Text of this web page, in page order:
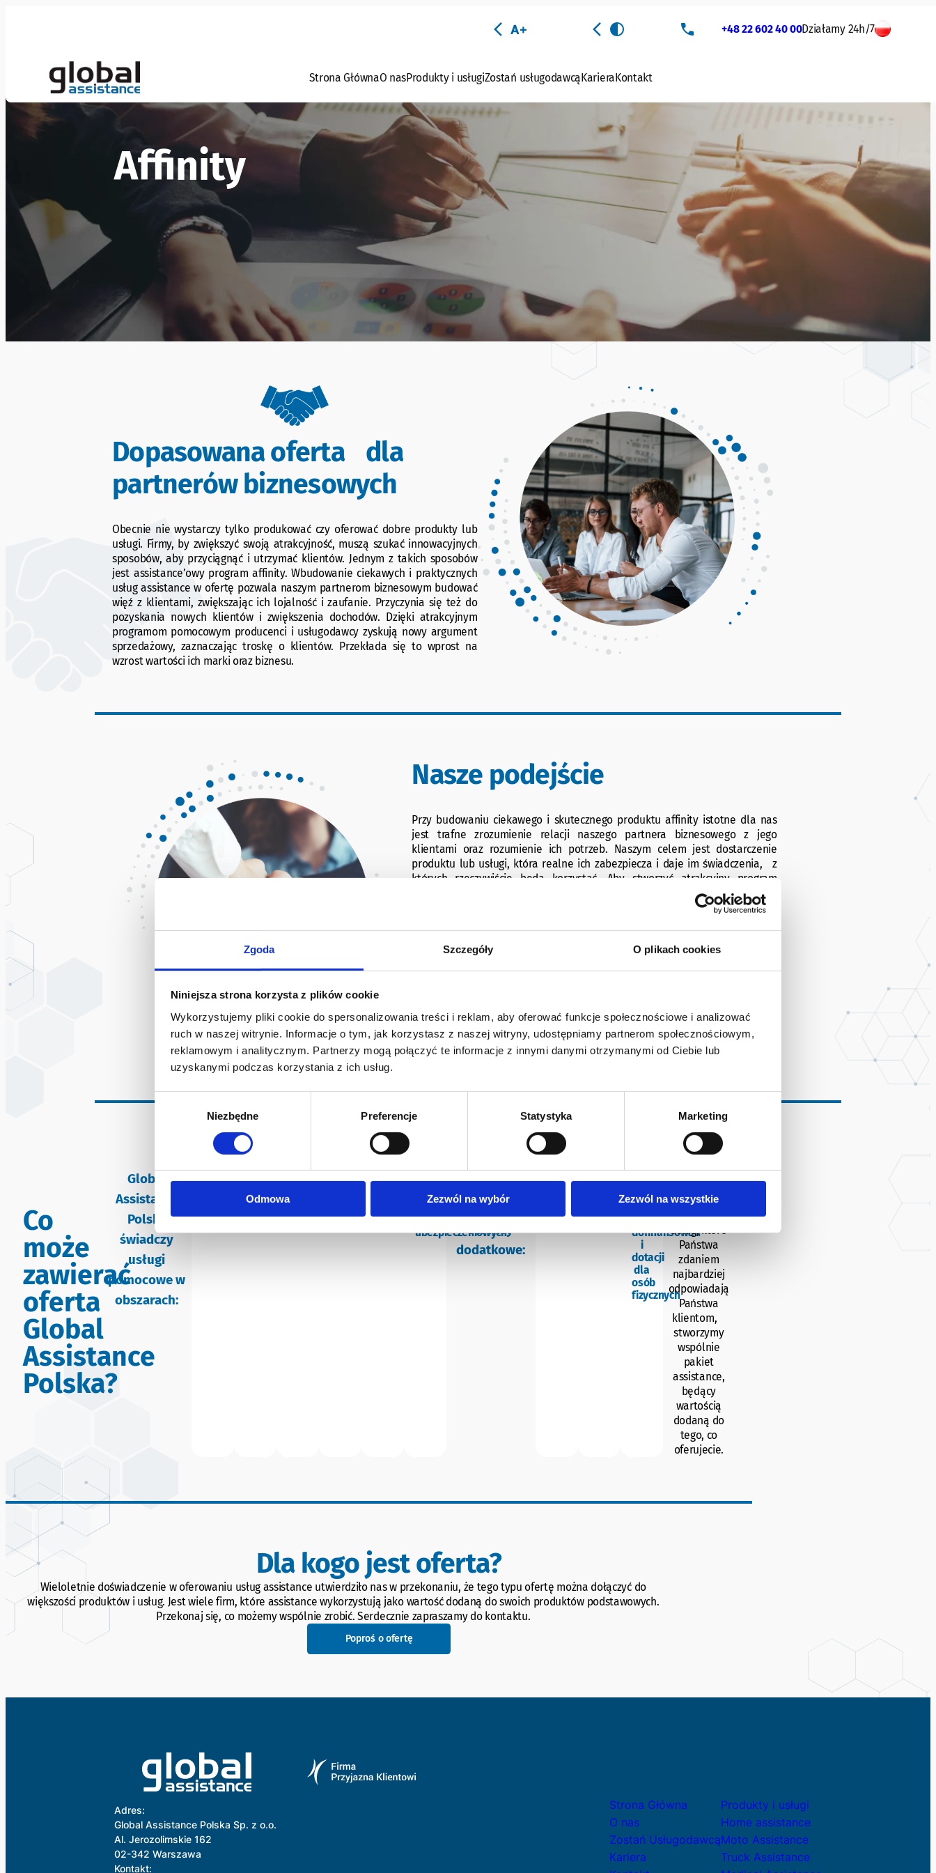
Zgoda Szczegóły O plikach cookies
Niniejsza strona korzysta z plików cookie
Wykorzystujemy pliki cookie do spersonalizowania treści i reklam, aby oferować funkcje społecznościowe i analizować
ruch w naszej witrynie. Informacje o tym, jak korzystasz z naszej witryny, udostępniamy partnerom społecznościowym,
reklamowym i analitycznym. Partnerzy mogą połączyć te informacje z innymi danymi otrzymanymi od Ciebie lub
uzyskanymi podczas korzystania z ich usług.
Wybór
Niezbędne Preferencje Statystyka Marketing
Odmowa Zezwól na wybór Zezwól na wszystkie
A+ +48 22 602 40 00Działamy 24h/7
Strona GłównaO nasProdukty i usługiZostań usługodawcąKarieraKontakt
Affinity
Dopasowana oferta dla
partnerów biznesowych
Obecnie nie wystarczy tylko produkować czy oferować dobre produkty lub
usługi. Firmy, by zwiększyć swoją atrakcyjność, muszą szukać innowacyjnych
sposobów, aby przyciągnąć i utrzymać klientów. Jednym z takich sposobów
jest assistance’owy program affinity. Wbudowanie ciekawych i praktycznych
usług assistance w ofertę pozwala naszym partnerom biznesowym budować
więź z klientami, zwiększając ich lojalność i zaufanie. Przyczynia się też do
pozyskania nowych klientów i zwiększenia dochodów. Dzięki atrakcyjnym
programom pomocowym producenci i usługodawcy zyskują nowy argument
sprzedażowy, zaznaczając troskę o klientów. Przekłada się to wprost na
wzrost wartości ich marki oraz biznesu.
Nasze podejście
Przy budowaniu ciekawego i skutecznego produktu affinity istotne dla nas
jest trafne zrozumienie relacji naszego partnera biznesowego z jego
klientami oraz rozumienie ich potrzeb. Naszym celem jest dostarczenie
produktu lub usługi, która realne ich zabezpiecza i daje im świadczenia, z
których rzeczywiście będą korzystać. Aby stworzyć atrakcyjny program
affinity, niezbędna jest również innowacyjna koncepcja. Tylko nowatorskie
podejście pozwoli efektywnie wykorzystać bazę partnera i dostarczyć
Co
może
zawierać
oferta
Global
Assistance
Polska?
Global
Assistance
Polska
świadczy
usługi
pomocowe w
obszarach:
assistance
Truck
Home
Co-
produktów
ubezpieczeniowych
rozwijamy
serwisy
dodatkowe:
psychologicznego
Programy Konsultacje
sprawie
dofinansowań
i
dotacji
dla
osób
fizycznych
szerokiej gamy
produktów i
usług, które
Państwa
zdaniem
najbardziej
odpowiadają
Państwa
klientom,
stworzymy
wspólnie
pakiet
assistance,
będący
wartością
dodaną do
tego, co
oferujecie.
Dla kogo jest oferta?
Wieloletnie doświadczenie w oferowaniu usług assistance utwierdziło nas w przekonaniu, że tego typu ofertę można dołączyć do
większości produktów i usług. Jest wiele firm, które assistance wykorzystują jako wartość dodaną do swoich produktów podstawowych.
Przekonaj się, co możemy wspólnie zrobić. Serdecznie zapraszamy do kontaktu.
Poproś o ofertę
Adres:
Global Assistance Polska Sp. z o.o.
Al. Jerozolimskie 162
02-342 Warszawa
Kontakt:
Strona Główna
O nas
Zostań Usługodawcą
Kariera
Produkty i usługi
Home assistance
Moto Assistance
Truck Assistance